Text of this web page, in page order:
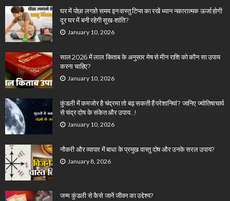
घर में पोछा लगाते समय इन वास्तु टिप्स का रखें ध्यान नकारात्मक ऊर्जा होगी
दूर घर में बनी रहेगी सुख-शांति?
January 10, 2026
साल 2026 में लाल किताब के अनुसार मेष से मीन राशि को कौन सा उपाय
करना चाहिए?
January 10, 2026
कुंडली में कमजोर है चंद्रमा तो बढ़ सकती हैं परेशानियां? जानिए ज्योतिषाचार्य
से चंद्र दोष के संकेत और उपाय…!
January 10, 2026
नौकरी और व्यापार में बाधा के प्रमुख वास्तु दोष और उनके सरल उपाय?
January 8, 2026
जन्म कुंडली से कैसे जानें जीवन का उद्देश्य?